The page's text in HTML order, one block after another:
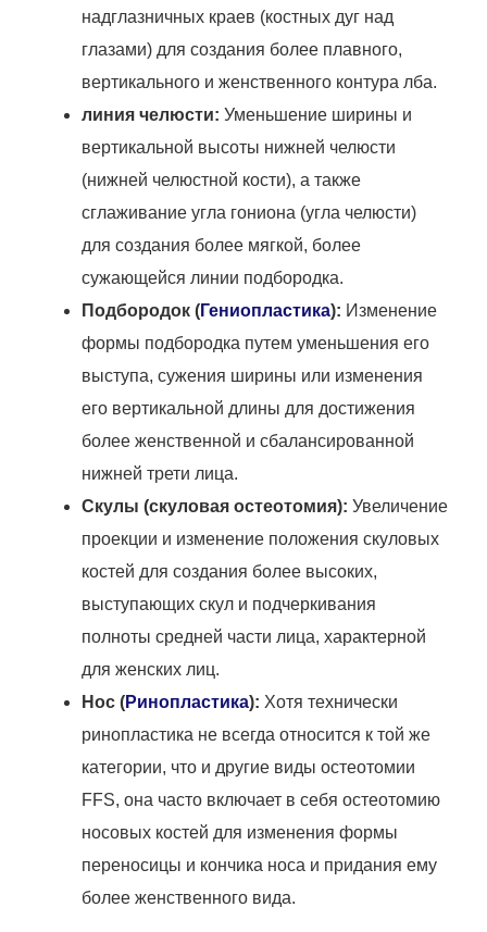
надглазничных краев (костных дуг над
глазами) для создания более плавного,
вертикального и женственного контура лба.
линия челюсти: Уменьшение ширины и
вертикальной высоты нижней челюсти
(нижней челюстной кости), а также
сглаживание угла гониона (угла челюсти)
для создания более мягкой, более
сужающейся линии подбородка.
Подбородок (Гениопластика): Изменение
формы подбородка путем уменьшения его
выступа, сужения ширины или изменения
его вертикальной длины для достижения
более женственной и сбалансированной
нижней трети лица.
Скулы (скуловая остеотомия): Увеличение
проекции и изменение положения скуловых
костей для создания более высоких,
выступающих скул и подчеркивания
полноты средней части лица, характерной
для женских лиц.
Нос (Ринопластика): Хотя технически
ринопластика не всегда относится к той же
категории, что и другие виды остеотомии
FFS, она часто включает в себя остеотомию
носовых костей для изменения формы
переносицы и кончика носа и придания ему
более женственного вида.